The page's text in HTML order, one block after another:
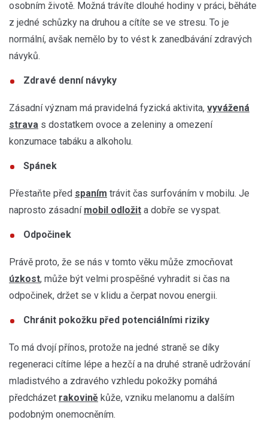
osobním životě. Možná trávíte dlouhé hodiny v práci, běháte
z jedné schůzky na druhou a cítíte se ve stresu. To je
normální, avšak nemělo by to vést k zanedbávání zdravých
návyků.
Zdravé denní návyky
Zásadní význam má pravidelná fyzická aktivita, vyvážená
strava s dostatkem ovoce a zeleniny a omezení
konzumace tabáku a alkoholu.
Spánek
Přestaňte před spaním trávit čas surfováním v mobilu. Je
naprosto zásadní mobil odložit a dobře se vyspat.
Odpočinek
Právě proto, že se nás v tomto věku může zmocňovat
úzkost, může být velmi prospěšné vyhradit si čas na
odpočinek, držet se v klidu a čerpat novou energii.
Chránit pokožku před potenciálními riziky
To má dvojí přínos, protože na jedné straně se díky
regeneraci cítíme lépe a hezčí a na druhé straně udržování
mladistvého a zdravého vzhledu pokožky pomáhá
předcházet rakovině kůže, vzniku melanomu a dalším
podobným onemocněním.